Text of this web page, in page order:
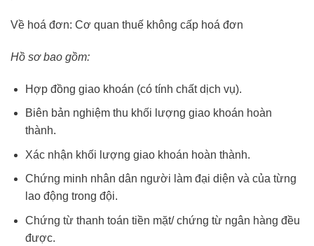
Về hoá đơn: Cơ quan thuế không cấp hoá đơn
Hồ sơ bao gồm:
Hợp đồng giao khoán (có tính chất dịch vụ).
Biên bản nghiệm thu khối lượng giao khoán hoàn
thành.
Xác nhận khối lượng giao khoán hoàn thành.
Chứng minh nhân dân người làm đại diện và của từng
lao động trong đội.
Chứng từ thanh toán tiền mặt/ chứng từ ngân hàng đều
được.